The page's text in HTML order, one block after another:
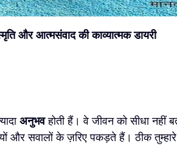
और आत्मसंवाद की काव्यात्मक डायरी
अनुभवहोती हैं। वे जीवन को सीधा नहीं
और सवालों के ज़रिए पकड़ते हैं। ठीक